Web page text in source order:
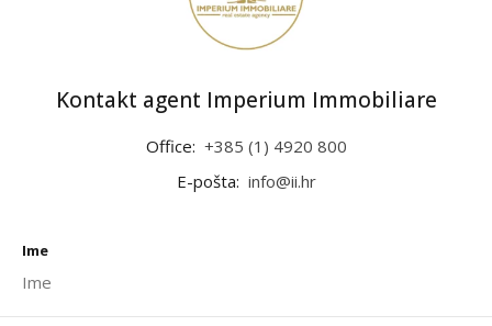
Kontakt agent Imperium Immobiliare
Office: +385 (1) 4920 800
E-pošta: info@ii.hr
Ime